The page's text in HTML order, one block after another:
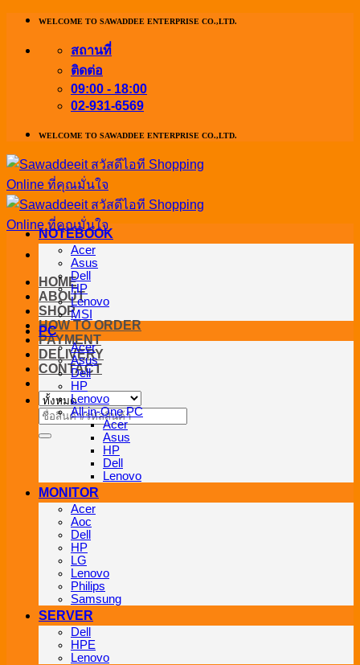
ข้าม
WELCOME TO SAWADDEE ENTERPRISE CO.,LTD.
สถานที่
ติดต่อ
09:00 - 18:00
02-931-6569
WELCOME TO SAWADDEE ENTERPRISE CO.,LTD.
HOME
ABOUT
SHOP
HOW TO ORDER
PAYMENT
DELIVERY
CONTACT
ค้นหา:
NOTEBOOK
Acer
Asus
Dell
HP
Lenovo
MSI
PC
Acer
Asus
Dell
HP
Lenovo
All-in-One PC
Acer
Asus
HP
Dell
Lenovo
MONITOR
Acer
Aoc
Dell
HP
LG
Lenovo
Philips
Samsung
SERVER
Dell
HPE
Lenovo